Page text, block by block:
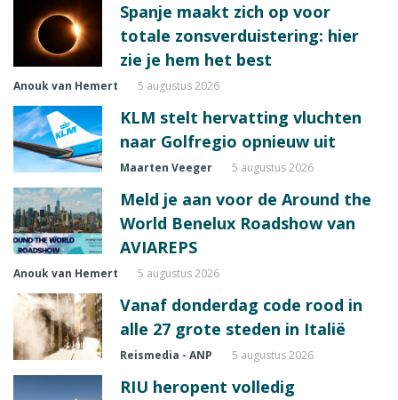
Spanje maakt zich op voor
totale zonsverduistering: hier
zie je hem het best
Anouk van Hemert 5 augustus 2026
KLM stelt hervatting vluchten
naar Golfregio opnieuw uit
Maarten Veeger 5 augustus 2026
Meld je aan voor de Around the
World Benelux Roadshow van
AVIAREPS
Anouk van Hemert 5 augustus 2026
Vanaf donderdag code rood in
alle 27 grote steden in Italië
Reismedia - ANP 5 augustus 2026
RIU heropent volledig